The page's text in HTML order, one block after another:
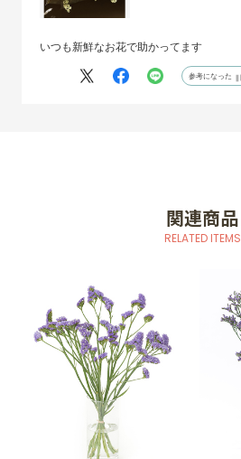
いつも新鮮なお花で助かってます
参考になった
関連商品
RELATED ITEMS